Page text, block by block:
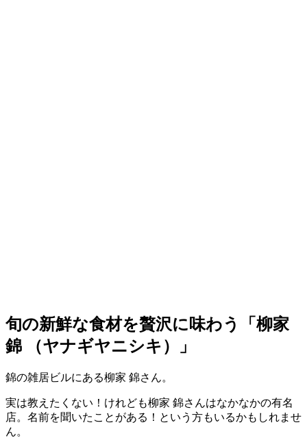
旬の新鮮な食材を贅沢に味わう「柳家
錦 （ヤナギヤニシキ）」
錦の雑居ビルにある柳家 錦さん。
実は教えたくない！けれども柳家 錦さんはなかなかの有名
店。名前を聞いたことがある！という方もいるかもしれませ
ん。